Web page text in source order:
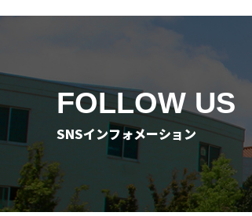
FOLLOW US
SNSインフォメーション